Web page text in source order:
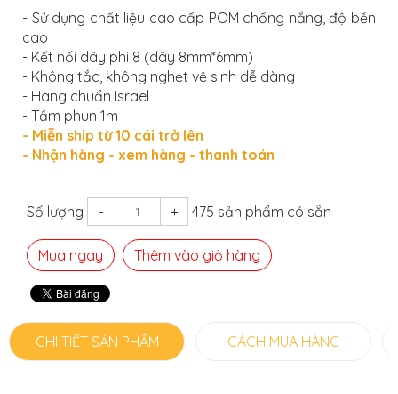
- Sử dụng chất liệu cao cấp POM chống nắng, độ bền
cao
- Kết nối dây phi 8 (dây 8mm*6mm)
- Không tắc, không nghẹt vệ sinh dễ dàng
- Hàng chuẩn Israel
- Tầm phun 1m
- Miễn ship từ 10 cái trở lên
- Nhận hàng - xem hàng - thanh toán
Số lượng - + 475 sản phẩm có sẵn
Mua ngay Thêm vào giỏ hàng
CHI TIẾT SẢN PHẨM CÁCH MUA HÀNG